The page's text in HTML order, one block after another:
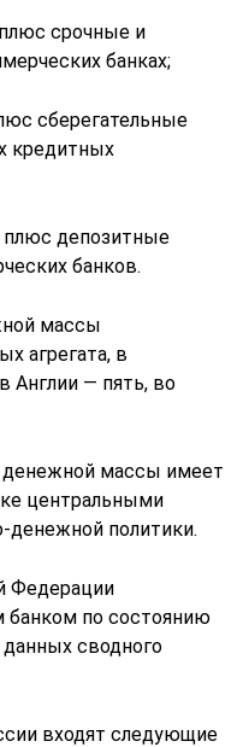
срочные и
банках;
сберегательные
кредитных
плюс депозитные
банков.
массы
агрегата, в
Англии — пять, во
денежной массы имеет
центральными
денежной политики.
Федерации
банком по состоянию
сводного
входят следующие